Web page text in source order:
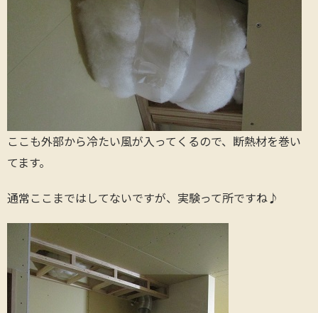
ここも外部から冷たい風が入ってくるので、断熱材を巻い
てます。
通常ここまではしてないですが、実験って所ですね♪